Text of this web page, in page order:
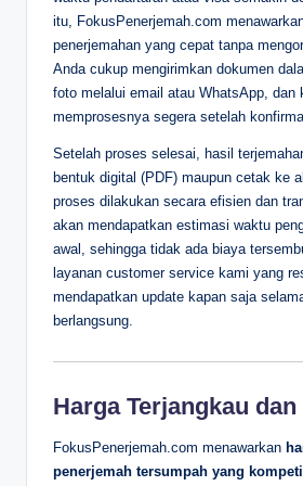
itu, FokusPenerjemah.com
penerjemahan yang cepat tanpa
Anda cukup mengirimkan dokumen
foto melalui email atau WhatsApp, dan
memprosesnya segera setelah
Setelah proses selesai, hasil
bentuk digital (PDF) maupun cetak ke
proses dilakukan secara efisien dan
akan mendapatkan estimasi waktu
awal, sehingga tidak ada biaya
layanan customer service kami yang
mendapatkan update kapan saja
berlangsung.
Harga Terjangkau
FokusPenerjemah.com menawarkan
penerjemah tersumpah yang